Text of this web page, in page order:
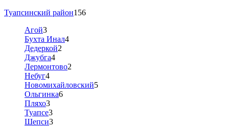
Туапсинский район156
Агой3
Бухта Инал4
Дедеркой2
Джубга4
Лермонтово2
Небуг4
Новомихайловский5
Ольгинка6
Пляхо3
Туапсе3
Шепси3